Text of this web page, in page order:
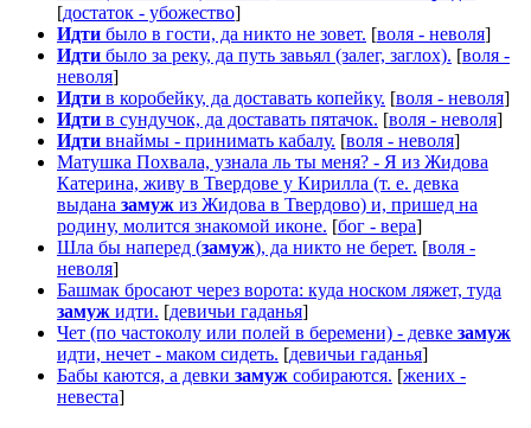
[достаток - убожество]
Идти было в гости, да никто не зовет. [воля - неволя]
Идти было за реку, да путь завьял (залег, заглох). [воля -
неволя]
Идти в коробейку, да доставать копейку. [воля - неволя]
Идти в сундучок, да доставать пятачок. [воля - неволя]
Идти внаймы - принимать кабалу. [воля - неволя]
Матушка Похвала, узнала ль ты меня? - Я из Жидова
Катерина, живу в Твердове у Кирилла (т. е. девка
выдана замуж из Жидова в Твердово) и, пришед на
родину, молится знакомой иконе. [бог - вера]
Шла бы наперед (замуж), да никто не берет. [воля -
неволя]
Башмак бросают через ворота: куда носком ляжет, туда
замуж идти. [девичьи гаданья]
Чет (по частоколу или полей в беремени) - девке замуж
идти, нечет - маком сидеть. [девичьи гаданья]
Бабы каются, а девки замуж собираются. [жених -
невеста]